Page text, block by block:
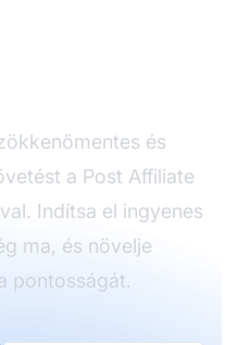
és
a Post Affiliate
Indítsa el ingyenes
ma, és növelje
pontosságát.